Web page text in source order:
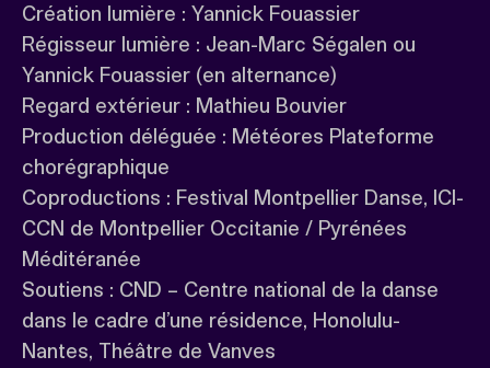
Création lumière : Yannick Fouassier
Régisseur lumière : Jean-Marc Ségalen ou
Yannick Fouassier (en alternance)
Regard extérieur : Mathieu Bouvier
Production déléguée : Météores Plateforme
chorégraphique
Coproductions : Festival Montpellier Danse, ICI-
CCN de Montpellier Occitanie / Pyrénées
Méditéranée
Soutiens : CND – Centre national de la danse
dans le cadre d’une résidence, Honolulu-
Nantes, Théâtre de Vanves